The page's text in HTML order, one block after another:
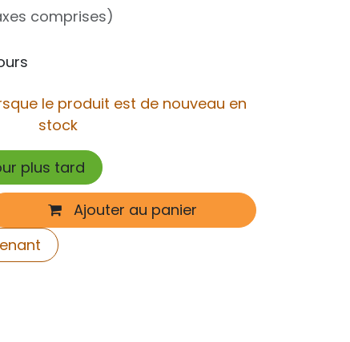
comprises)
le produit est de nouveau en
stock
plus tard
Ajouter au panier